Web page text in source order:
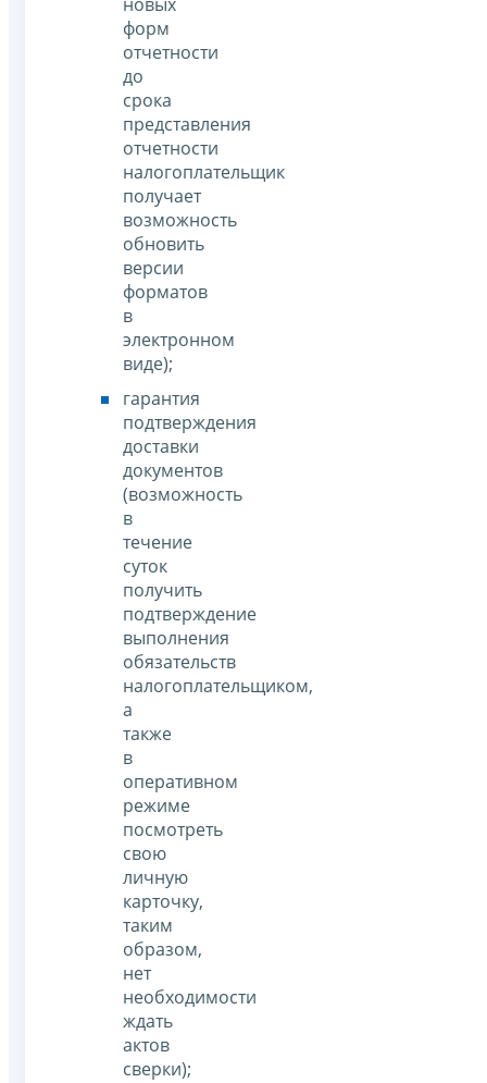
форм
отчетности
до
срока
представления
отчетности
налогоплательщик
получает
возможность
обновить
версии
форматов
в
электронном
виде);
гарантия
подтверждения
доставки
документов
(возможность
в
течение
суток
получить
подтверждение
выполнения
обязательств
налогоплательщиком,
а
также
в
оперативном
режиме
посмотреть
свою
личную
карточку,
таким
образом,
нет
необходимости
ждать
актов
сверки);